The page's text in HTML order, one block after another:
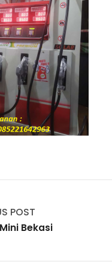
POST
Bekasi